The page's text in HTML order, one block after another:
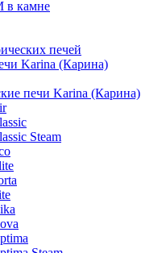
в камне
печей
Karina (Карина)
печи Karina (Карина)
Steam